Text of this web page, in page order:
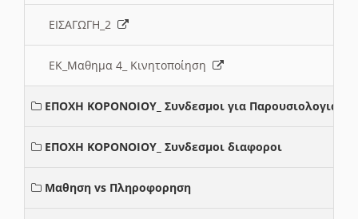
ΕΙΣΑΓΩΓΗ_2
ΕΚ_Μαθημα 4_ Κινητοποίηση
ΕΠΟΧΗ ΚΟΡΟΝΟΙΟΥ_ Συνδεσμοι για Παρουσιολογια
ΕΠΟΧΗ ΚΟΡΟΝΟΙΟΥ_ Συνδεσμοι διαφοροι
Μαθηση vs Πληροφορηση